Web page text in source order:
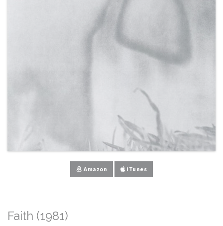
Amazon iTunes
Faith (1981)